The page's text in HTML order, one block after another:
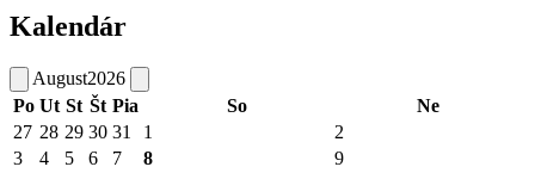
Kalendár
August2026
Po Ut St Št Pia So
Ne
27 28 29 30 31 1
2
3
4 5 6 7 8 9